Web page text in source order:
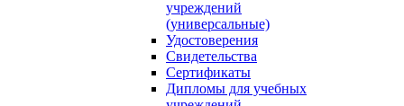
учреждений
(универсальные)
Удостоверения
Свидетельства
Сертификаты
Дипломы для учебных